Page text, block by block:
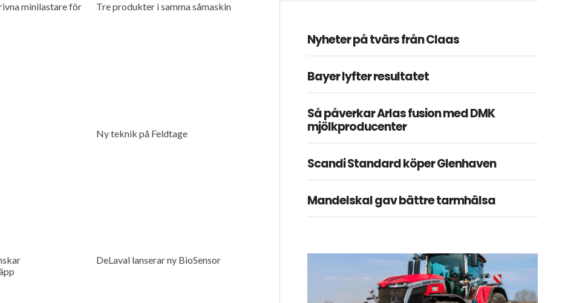
minilastare för
Tre produkter i samma såmaskin
Ny teknik på Feldtage
DeLaval lanserar ny BioSensor
Nyheter på tvärs från Claas
Bayer lyfter resultatet
Så påverkar Arlas fusion med DMK
mjölkproducenter
Scandi Standard köper Glenhaven
Mandelskal gav bättre tarmhälsa